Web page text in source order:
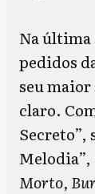
Na última
pedidos
seu maior
claro.
Secreto”,
Melodia”,
Morto,